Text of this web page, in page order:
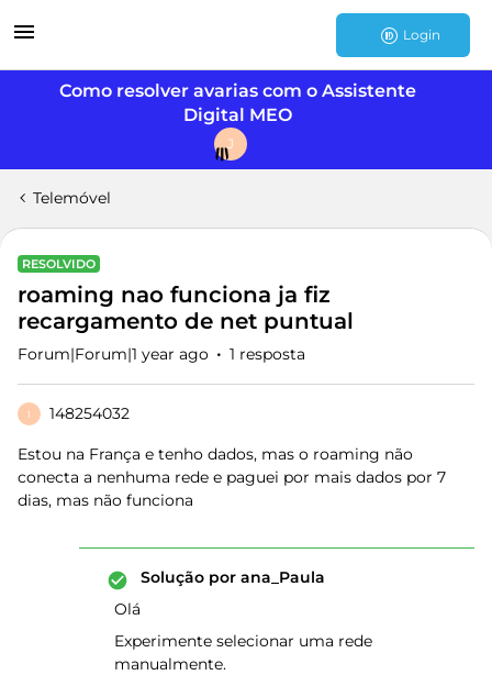
Login
Como resolver avarias com o Assistente
Digital MEO
J
Telemóvel
RESOLVIDO
roaming nao funciona ja fiz
recargamento de net puntual
Forum|Forum|1 year ago 1 resposta
1 148254032
Estou na França e tenho dados, mas o roaming não
conecta a nenhuma rede e paguei por mais dados por 7
dias, mas não funciona
Solução por ana_Paula
Olá
Experimente selecionar uma rede
manualmente.